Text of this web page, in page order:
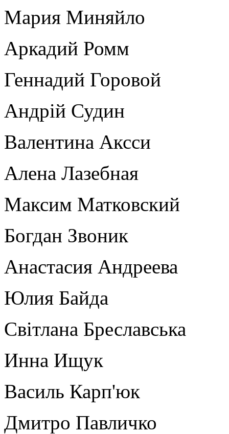
Мария Миняйло
Аркадий Ромм
Геннадий Горовой
Андрій Судин
Валентина Аксси
Алена Лазебная
Максим Матковский
Богдан Звоник
Анастасия Андреева
Юлия Байда
Світлана Бреславська
Инна Ищук
Василь Карп'юк
Дмитро Павличко